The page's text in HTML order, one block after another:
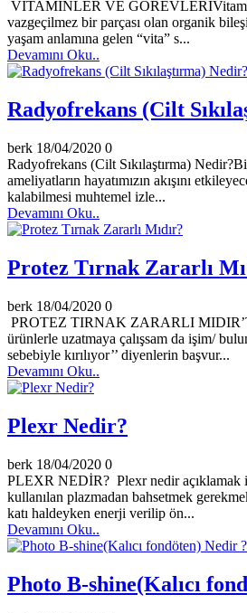
VİTAMİNLER VE
vazgeçilmez bir parçası olan organik
yaşam anlamına gelen “vita” s...
Devamını Oku..
Radyofrekans (Cilt
berk 18/04/2020 0
Radyofrekans (Cilt Sıkılaştırma)
ameliyatların hayatımızın akışını
kalabilmesi muhtemel izle...
Devamını Oku..
Protez Tırnak Zararlı
berk 18/04/2020 0
PROTEZ TIRNAK ZARARLI
ürünlerle uzatmaya çalışsam da işim/
sebebiyle kırılıyor’’ diyenlerin başvur...
Devamını Oku..
Plexr Nedir?
berk 18/04/2020 0
PLEXR NEDİR? Plexr nedir açıklamak
kullanılan plazmadan bahsetmek
katı haldeyken enerji verilip ön...
Devamını Oku..
Photo B-shine(Kalıcı